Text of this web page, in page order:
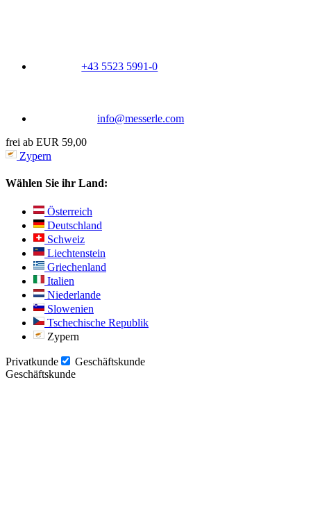
+43 5523 5991-0
info@messerle.com
frei ab EUR 59,00
Zypern
Wählen Sie ihr Land:
Österreich
Deutschland
Schweiz
Liechtenstein
Griechenland
Italien
Niederlande
Slowenien
Tschechische Republik
Zypern
Privatkunde
Geschäftskunde
Geschäftskunde